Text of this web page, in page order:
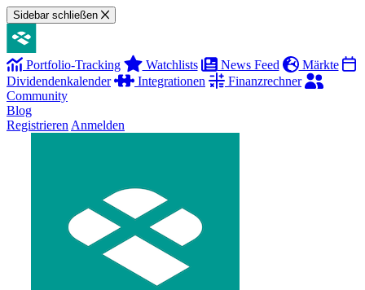
Sidebar schließen
Portfolio-Tracking Watchlists News Feed
Märkte
Dividendenkalender
Integrationen
Finanzrechner
Community
Blog
Registrieren Anmelden